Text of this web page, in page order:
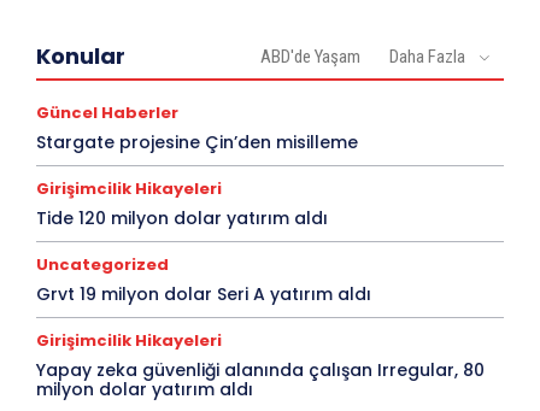
Konular ABD'de Yaşam Daha Fazla
Güncel Haberler
Stargate projesine Çin’den misilleme
Girişimcilik Hikayeleri
Tide 120 milyon dolar yatırım aldı
Uncategorized
Grvt 19 milyon dolar Seri A yatırım aldı
Girişimcilik Hikayeleri
Yapay zeka güvenliği alanında çalışan Irregular, 80
milyon dolar yatırım aldı